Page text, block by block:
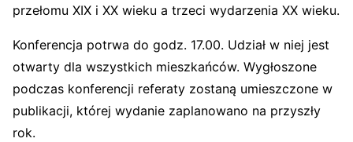
przełomu XIX i XX wieku a trzeci wydarzenia XX wieku.
Konferencja potrwa do godz. 17.00. Udział w niej jest
otwarty dla wszystkich mieszkańców. Wygłoszone
podczas konferencji referaty zostaną umieszczone w
publikacji, której wydanie zaplanowano na przyszły
rok.